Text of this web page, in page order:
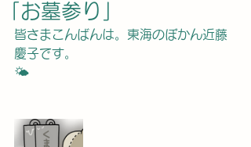
「お墓参り」
皆さまこんばんは。東海のぼかん近藤
慶子です。
🌤